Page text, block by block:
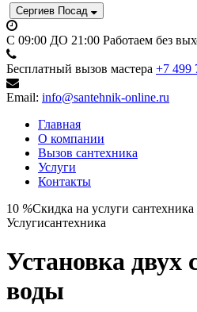
Сергиев Посад
C 09:00 ДО 21:00 Работаем без
Бесплатный вызов мастера +7 499
Email: info@santehnik-online.ru
Главная
О компании
Вызов сантехника
Услуги
Контакты
10 %Скидка на услуги сантехника
Услугисантехника
Установка двух
воды